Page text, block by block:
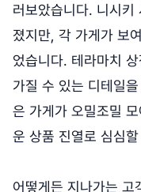
러보았습니다. 니시키
졌지만, 각 가게가 보
었습니다. 테라마치
가질 수 있는 디테일
은 가게가 오밀조밀
운 상품 진열로 심심
어떻게든 지나가는 고